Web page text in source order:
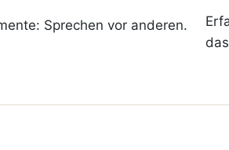
Sprechen vor anderen.